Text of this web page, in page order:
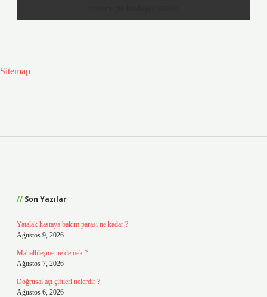
Sitemap
Son Yazılar
Yatalak hastaya bakım parası ne kadar ?
Ağustos 9, 2026
Mahallileşme ne demek ?
Ağustos 7, 2026
Doğrusal açı çiftleri nelerdir ?
Ağustos 6, 2026